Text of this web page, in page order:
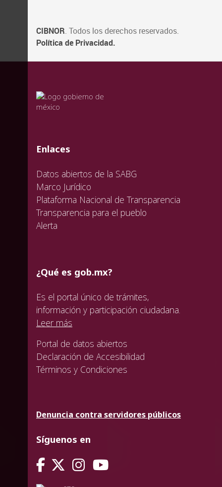
CIBNOR. Todos los derechos reservados.
Política de Privacidad.
valida
valida
valida
Enlaces
Datos abiertos de la SABG
Marco Jurídico
Plataforma Nacional de Transparencia
Transparencia para el pueblo
Alerta
¿Qué es gob.mx?
Es el portal único de trámites,
información y participación ciudadana.
Leer más
Portal de datos abiertos
Declaración de Accesibilidad
Términos y Condiciones
Denuncia contra servidores públicos
Síguenos en